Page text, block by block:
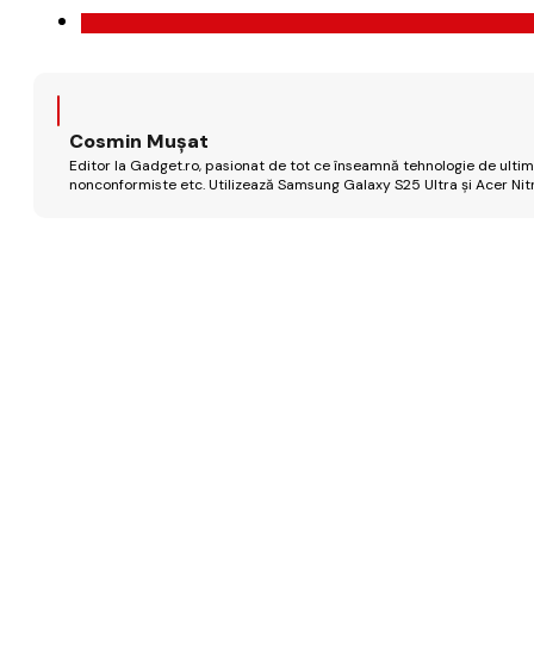
Cosmin Mușat
Editor la Gadget.ro, pasionat de tot ce înseamnă tehnologie de
nonconformiste etc. Utilizează Samsung Galaxy S25 Ultra și Acer